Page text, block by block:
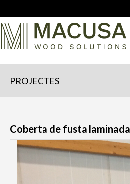
PROJECTES
Coberta de fusta laminada